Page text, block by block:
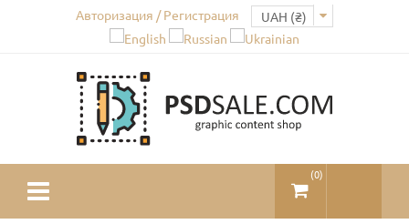
Авторизация / Регистрация
(0)